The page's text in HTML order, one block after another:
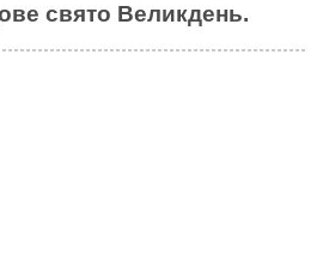
свято Великдень.